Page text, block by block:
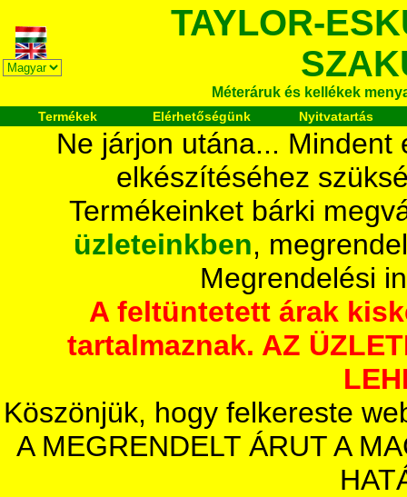
TAYLOR-
Méteráruk és kellékek
Termékek Elérhetőségünk Nyitvatartás
Ne járjon utána...
elkészítéséhez
Termékeinket bárki
üzleteinkben,
Megrendelési
A feltüntetett árak
tartalmaznak. AZ
Köszönjük, hogy felkereste
A MEGRENDELT ÁRUT A